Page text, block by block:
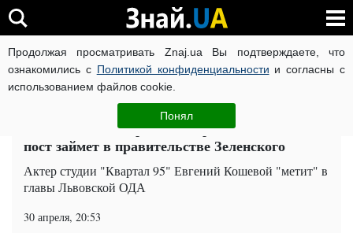
Продолжая просматривать Znaj.ua Вы подтверждаете, что
ознакомились с Политикой конфиденциальности и согласны с
использованием файлов cookie.
Понял
ВОЙНА РОССИИ ПРОТИВ УКРАИНЫ КОРОНАВИРУС В
Политика ЧИТАТИ УКРАЇНСЬКОЮ
Кошевой из "Квартала 95" рассказал, какой
пост займет в правительстве Зеленского
Актер студии "Квартал 95" Евгений Кошевой "метит" в
главы Львовской ОДА
30 апреля, 20:53